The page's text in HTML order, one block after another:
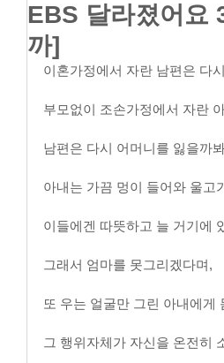
EBS 달라졌어요
까]
이혼가정에서 자란 남편은 다
부모없이 조손가정에서 자란
남편은 다시 어머니를 잃을까
아내는 가끔 멍이 들어와 울고
이들에겐 따뜻하고 늘 거기에
그래서 엄마를 못그리겠다며,
또 우는 얼굴만 그린 아내에게
그 행위자체가 자신을 온전히